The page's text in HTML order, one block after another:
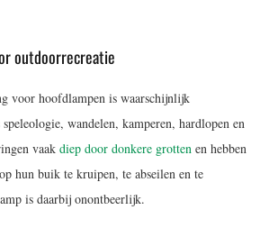
outdoorrecreatie
voor hoofdlampen is waarschijnlijk
wandelen, kamperen, hardlopen en
vaak diep door donkere grotten en hebben
hun buik te kruipen, te abseilen en te
is daarbij onontbeerlijk.